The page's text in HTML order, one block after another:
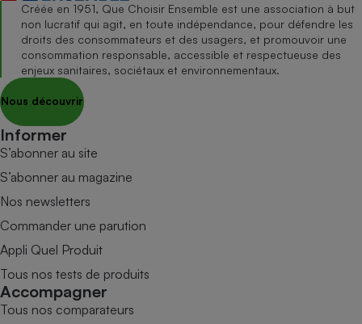
Créée en 1951, Que Choisir Ensemble est une association à but
non lucratif qui agit, en toute indépendance, pour défendre les
droits des consommateurs et des usagers, et promouvoir une
consommation responsable, accessible et respectueuse des
enjeux sanitaires, sociétaux et environnementaux.
Nous découvrir
Informer
S’abonner au site
S’abonner au magazine
Nos newsletters
Commander une parution
Appli Quel Produit
Tous nos tests de produits
Accompagner
Tous nos comparateurs